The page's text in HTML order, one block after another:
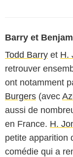
Barry et
Todd Barry et H.
retrouver
ont notamment
Burgers (avec
aussi de
en France. H.
petite apparition
comédie qui a